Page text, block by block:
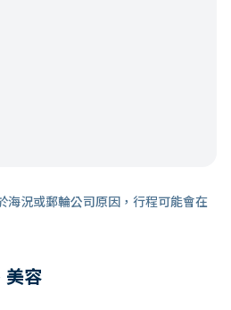
海況或郵輪公司原因，行程可能會在
美容